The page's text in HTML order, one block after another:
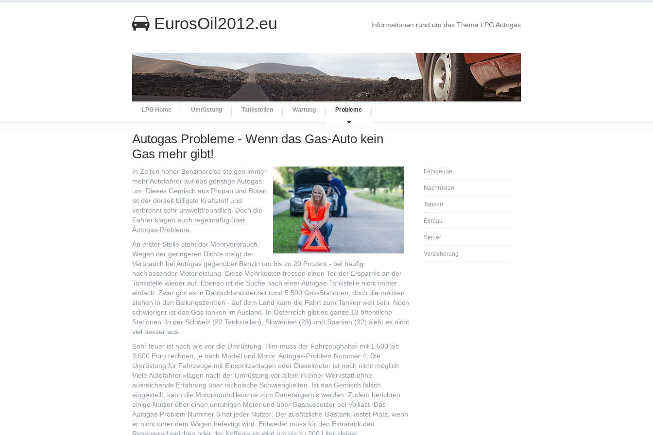
EurosOil2012.eu Informationen rund um das Thema LPG Autogas
LPG Home Umrüstung Tankstellen Wartung Probleme
Fahrzeuge
Nachrüsten
Tanken
Einbau
Steuer
Versicherung
Autogas Probleme - Wenn das Gas-Auto kein
Gas mehr gibt!
In Zeiten hoher Benzinpreise steigen immer
mehr Autofahrer auf das günstige Autogas
um. Dieses Gemisch aus Propan und Butan
ist der derzeit billigste Kraftstoff und
verbrennt sehr umweltfreundlich. Doch die
Fahrer klagen auch regelmäßig über
Autogas-Probleme.
An erster Stelle steht der Mehrverbrauch.
Wegen der geringeren Dichte steigt der
Verbrauch bei Autogas gegenüber Benzin um bis zu 20 Prozent - bei häufig
nachlassender Motorleistung. Diese Mehrkosten fressen einen Teil der Ersparnis an der
Tankstelle wieder auf. Ebenso ist die Suche nach einer Autogas-Tankstelle nicht immer
einfach. Zwar gibt es in Deutschland derzeit rund 5.500 Gas-Stationen, doch die meisten
stehen in den Ballungszentren - auf dem Land kann die Fahrt zum Tanken weit sein. Noch
schwieriger ist das Gas tanken im Ausland. In Österreich gibt es ganze 13 öffentliche
Stationen. In der Schweiz (22 Tankstellen), Slowenien (26) und Spanien (32) sieht es nicht
viel besser aus.
Sehr teuer ist nach wie vor die Umrüstung. Hier muss der Fahrzeughalter mit 1.500 bis
3.500 Euro rechnen, je nach Modell und Motor. Autogas-Problem Nummer 4: Die
Umrüstung für Fahrzeuge mit Einspritzanlagen oder Dieselmotor ist noch nicht möglich.
Viele Autofahrer klagen nach der Umrüstung vor allem in einer Werkstatt ohne
ausreichende Erfahrung über technische Schwierigkeiten. Ist das Gemisch falsch
eingestellt, kann die Motorkontrollleuchte zum Dauerärgernis werden. Zudem berichten
einige Nutzer über einen unruhigen Motor und über Gasaussetzer bei Volllast. Das
Autogas-Problem Nummer 6 hat jeder Nutzer: Der zusätzliche Gastank kostet Platz, wenn
er nicht unter dem Wagen befestigt wird. Entweder muss für den Extratank das